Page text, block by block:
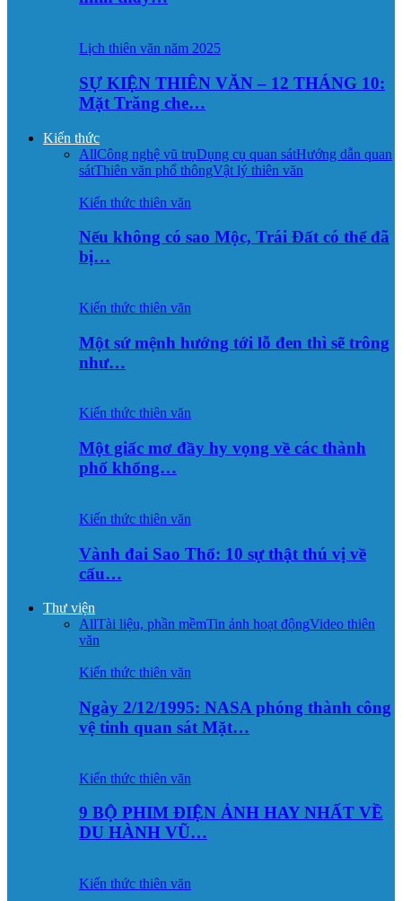
Lịch thiên văn năm 2025
SỰ KIỆN THIÊN VĂN – 12 THÁNG 10:
Mặt Trăng che…
Kiến thức
AllCông nghệ vũ trụDụng cụ quan sátHướng dẫn quan
sátThiên văn phổ thôngVật lý thiên văn
Kiến thức thiên văn
Nếu không có sao Mộc, Trái Đất có thể đã
bị…
Kiến thức thiên văn
Một sứ mệnh hướng tới lỗ đen thì sẽ trông
như…
Kiến thức thiên văn
Một giấc mơ đầy hy vọng về các thành
phố khổng…
Kiến thức thiên văn
Vành đai Sao Thổ: 10 sự thật thú vị về
cấu…
Thư viện
AllTài liệu, phần mềmTin ảnh hoạt độngVideo thiên
văn
Kiến thức thiên văn
Ngày 2/12/1995: NASA phóng thành công
vệ tinh quan sát Mặt…
Kiến thức thiên văn
9 BỘ PHIM ĐIỆN ẢNH HAY NHẤT VỀ
DU HÀNH VŨ…
Kiến thức thiên văn